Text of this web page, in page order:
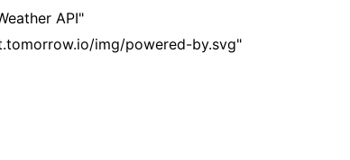
API"
img/powered-by.svg"